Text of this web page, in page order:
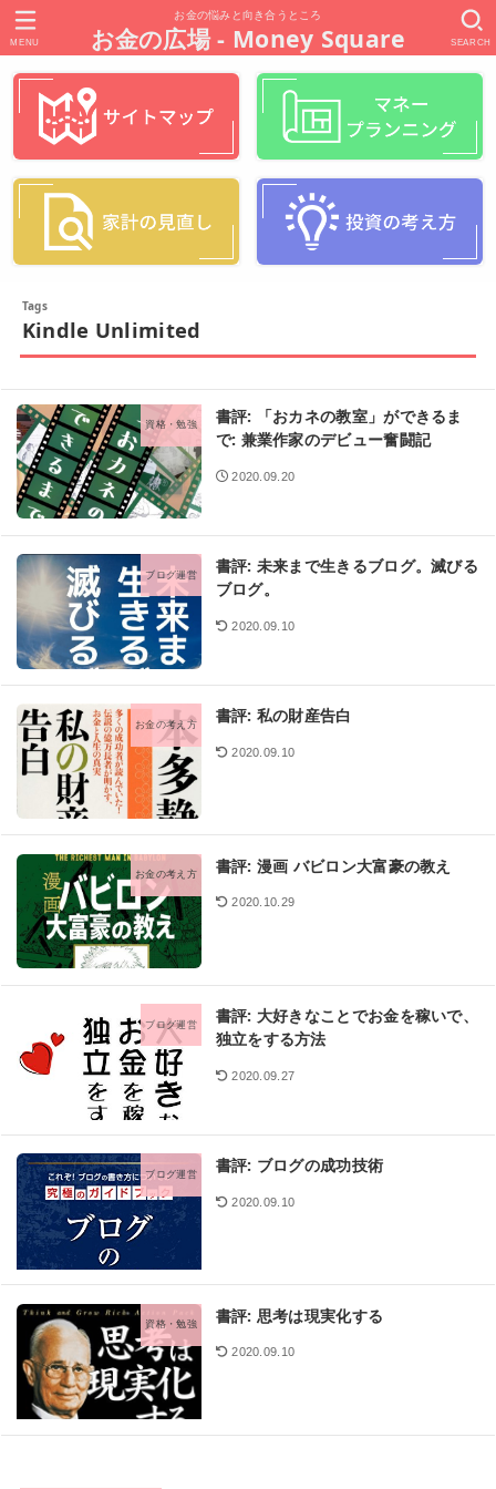
お金の悩みと向き合うところ
お金の広場 - Money Square SEARCH
MENU
Kindle Unlimited
資格・勉強
書評: 「おカネの教室」ができるま
で: 兼業作家のデビュー奮闘記
2020.09.20
ブログ運営
書評: 未来まで生きるブログ。滅びる
ブログ。
2020.09.10
お金の考え方 書評: 私の財産告白
2020.09.10
お金の考え方 書評: 漫画 バビロン大富豪の教え
2020.10.29
ブログ運営
書評: 大好きなことでお金を稼いで、
独立をする方法
2020.09.27
ブログ運営 書評: ブログの成功技術
2020.09.10
資格・勉強 書評: 思考は現実化する
2020.09.10